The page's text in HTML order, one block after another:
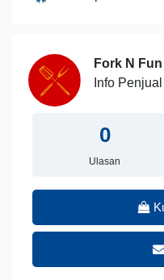
Fork N Fun
Info Penjual
0
Ulasan